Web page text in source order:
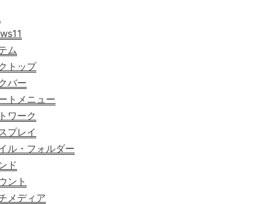
ム
トップ
バー
トメニュー
ワーク
プレイ
ル・フォルダー
ド
ント
メディア